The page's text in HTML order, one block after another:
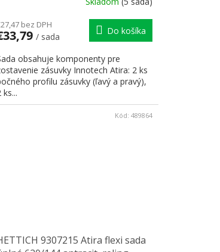
bez DPH
/ sada
Do košíka
obsahuje komponenty pre
zásuvky Innotech Atira: 2 ks
profilu zásuvky (ľavý a pravý),
ks...
9307215 Atira flexi sada
Kód: 489864